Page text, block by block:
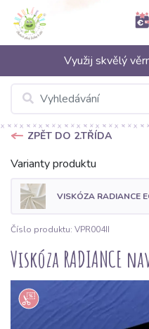
Využij skvělý
ZPĚT DO 2.TŘÍDA
Varianty produktu
VISKÓZA RADIANCE
Číslo produktu: VPR004II
Viskóza RADIANCE